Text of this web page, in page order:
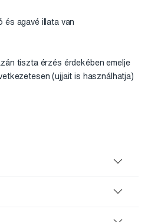
és agavé illata van
tiszta érzés érdekében emelje
(ujjait is használhatja)